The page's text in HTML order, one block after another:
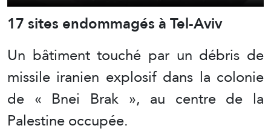
17 sites endommagés à Tel-Aviv
Un bâtiment touché par un débris de
missile iranien explosif dans la colonie
de « Bnei Brak », au centre de la
Palestine occupée.